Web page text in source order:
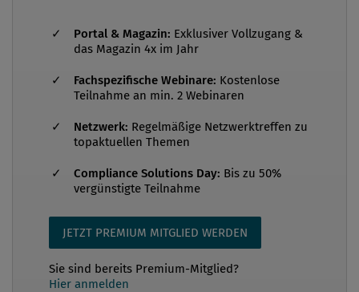
Portal & Magazin: Exklusiver Vollzugang &
das Magazin 4x im Jahr
Fachspezifische Webinare: Kostenlose
Teilnahme an min. 2 Webinaren
Netzwerk: Regelmäßige Netzwerktreffen zu
topaktuellen Themen
Compliance Solutions Day: Bis zu 50%
vergünstigte Teilnahme
JETZT PREMIUM MITGLIED WERDEN
Sie sind bereits Premium-Mitglied?
Hier anmelden